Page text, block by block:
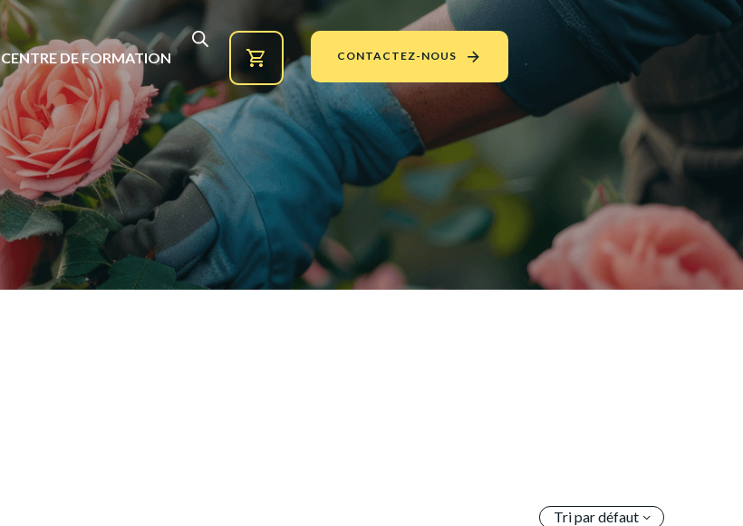
CENTRE DE FORMATION CONTACTEZ-NOUS
Tri par défaut